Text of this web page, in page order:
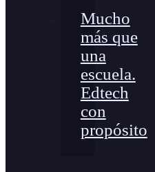
Mucho
más que
una
escuela.
Edtech
con
propósito